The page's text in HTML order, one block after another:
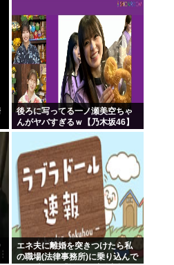
後ろに写ってる一ノ瀬美空ちゃ
んがヤバすぎるｗ【乃木坂46】
エネ夫に離婚を突きつけたら私
の職場(法律事務所)に乗り込んで